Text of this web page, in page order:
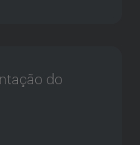
do